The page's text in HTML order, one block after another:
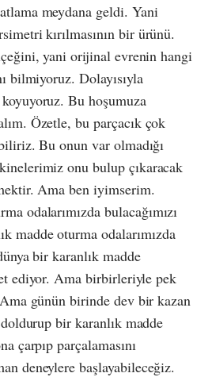
meydana geldi. Yani
kırılmasının bir ürünü.
yani orijinal evrenin hangi
bilmiyoruz. Dolayısıyla
Bu hoşumuza
Özetle, bu parçacık çok
Bu onun var olmadığı
onu bulup çıkaracak
Ama ben iyimserim.
odalarımızda bulacağımızı
madde oturma odalarımızda
bir karanlık madde
ediyor. Ama birbirleriyle pek
günün birinde dev bir kazan
bir karanlık madde
çarpıp parçalamasını
deneylere başlayabileceğiz.